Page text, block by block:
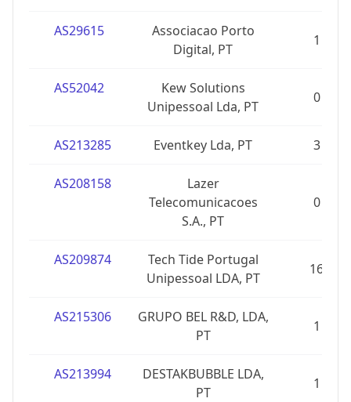
AS29615
Associacao Porto
Digital, PT
1
AS52042
Kew Solutions
Unipessoal Lda, PT
0
AS213285 Eventkey Lda, PT 3
AS208158
Lazer
Telecomunicacoes
S.A., PT
0
AS209874
Tech Tide Portugal
Unipessoal LDA, PT
16
AS215306
GRUPO BEL R&D, LDA,
PT
1
AS213994
DESTAKBUBBLE LDA,
PT
1